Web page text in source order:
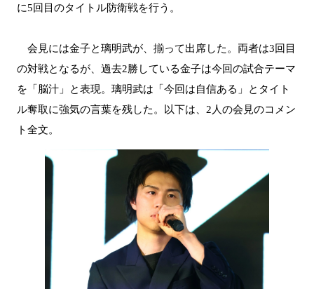
に5回目のタイトル防衛戦を行う。
会見には金子と璃明武が、揃って出席した。両者は3回目
の対戦となるが、過去2勝している金子は今回の試合テーマ
を「脳汁」と表現。璃明武は「今回は自信ある」とタイト
ル奪取に強気の言葉を残した。以下は、2人の会見のコメン
ト全文。